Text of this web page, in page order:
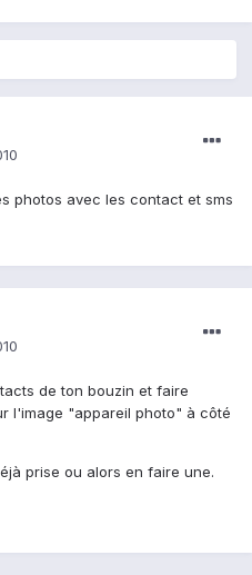
photos avec les contact et sms
de ton bouzin et faire
l'image "appareil photo" à côté
prise ou alors en faire une.